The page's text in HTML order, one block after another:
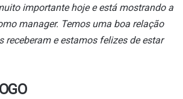
importante hoje e está mostrando a
manager. Temos uma boa relação
receberam e estamos felizes de estar